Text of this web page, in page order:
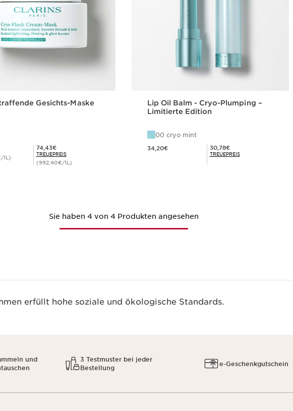
Gesichts-Maske
1L)
Mitgliederpreis 74,43€
74,43€
TREUEPREIS
(992,40€/1L)
Lip Oil Balm - Cryo-Plumping –
Limitierte Edition
00 cryo mint
34,20€ Mitgliederpreis 30,78€
30,78€
TREUEPREIS
Sie haben 4 von 4 Produkten angesehen
erfüllt hohe soziale und ökologische Standards.
und
3 Testmuster bei jeder
Bestellung
e-Geschenkgutschein